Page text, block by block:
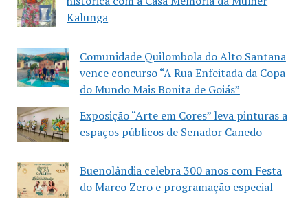
Kalunga
Comunidade Quilombola do Alto Santana
vence concurso “A Rua Enfeitada da Copa
do Mundo Mais Bonita de Goiás”
Exposição “Arte em Cores” leva pinturas a
espaços públicos de Senador Canedo
Buenolândia celebra 300 anos com Festa
do Marco Zero e programação especial